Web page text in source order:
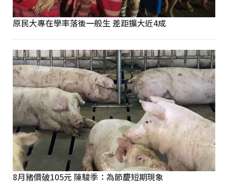
原民大專在學率落後一般生 差距擴大近4成
8月豬價破105元 陳駿季：為節慶短期現象